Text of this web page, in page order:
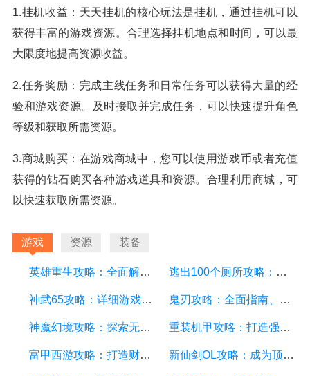
1.挂机收益：天天挂机的核心玩法是挂机，通过挂机可以
获得丰富的游戏资源。合理选择挂机地点和时间，可以最
大限度地提高资源收益。
2.任务奖励：完成主线任务和日常任务可以获得大量的经
验和游戏资源。及时接取并完成任务，可以快速提升角色
等级和获取所需资源。
3.商城购买：在游戏商城中，您可以使用游戏币或者充值
获得的钻石购买各种游戏道具和资源。合理利用商城，可
以快速获取所需资源。
游戏 资源 装备
英雄重生攻略：全面解析游戏中的技巧和策略 逃出100个厕所攻略：详细游戏攻略方面的描述
神武65攻略：详细游戏攻略方面的描述 鬼刃攻略：全面指南、技巧和秘籍，助你成为顶尖玩家
神魔幻境攻略：探索无尽的魔幻世界，成为顶尖玩家 重装机甲攻略：打造强大机甲，征服战场的终极指南
富甲西游攻略：打造财富王国的终极指南 新仙剑OL攻略：成为顶级仙侠大侠的秘诀与技巧